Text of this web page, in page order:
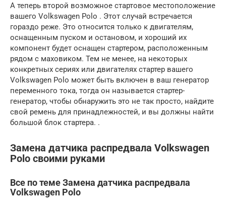
А теперь второй возможное стартовое местоположение
вашего Volkswagen Polo . Этот случай встречается
гораздо реже. Это относится только к двигателям,
оснащенным пуском и остановом, и хороший их
компонент будет оснащен стартером, расположенным
рядом с маховиком. Тем не менее, на некоторых
конкретных сериях или двигателях стартер вашего
Volkswagen Polo может быть включен в ваш генератор
переменного тока, тогда он называется стартер-
генератор, чтобы обнаружить это не так просто, найдите
свой ремень для принадлежностей, и вы должны найти
большой блок стартера. .
Замена датчика распредвала Volkswagen
Polo своими руками
Все по теме Замена датчика распредвала
Volkswagen Polo